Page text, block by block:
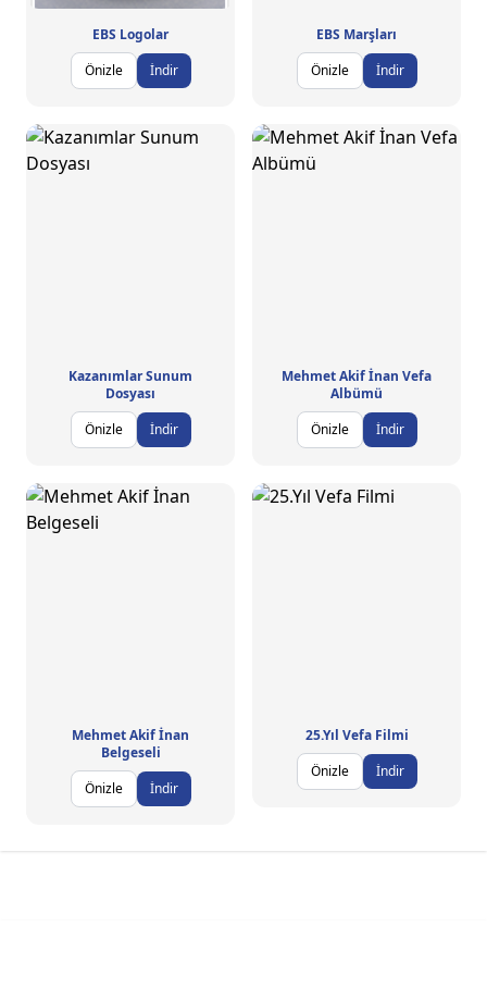
EBS Logolar
Önizle
İndir
EBS Marşları
Önizle
İndir
Kazanımlar Sunum
Dosyası
Önizle
İndir
Mehmet Akif İnan Vefa
Albümü
Önizle
İndir
Mehmet Akif İnan
Belgeseli
Önizle
İndir
25.Yıl Vefa Filmi
Önizle
İndir